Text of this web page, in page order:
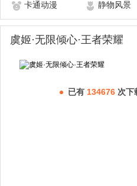
卡通动漫 静物风景
虞姬·无限倾心·王者荣耀
已有 134676 次下